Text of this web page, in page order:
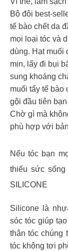
Bộ đôi best-
tế bào chết da
mọi loại tóc và
dùng. Hạt muối
mịn, lấy đi bụi
sung khoáng
muối tẩy tế bào
gội đầu tiên
Chờ gì mà
phù hợp với
Nếu tóc bạn
thiếu sức
SILICONE
Silicone là
sóc tóc giúp
thân tóc chúng
tóc không tơi